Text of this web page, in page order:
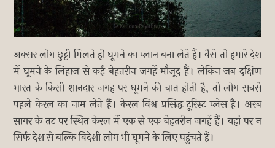
अक्सर लोग छुट्टी मिलते ही घूमने का प्लान बना लेते हैं। वैसे तो हमारे देश
में घूमने के लिहाज से कई बेहतरीन जगहें मौजूद हैं। लेकिन जब दक्षिण
भारत के किसी शानदार जगह पर घूमने की बात होती है, तो लोग सबसे
पहले केरल का नाम लेते हैं। केरल विश्व प्रसिद्ध टूरिस्ट प्लेस है। अरब
सागर के तट पर स्थित केरल में एक से एक बेहतरीन जगहें हैं। यहां पर न
सिर्फ देश से बल्कि विदेशी लोग भी घूमने के लिए पहुंचते हैं।